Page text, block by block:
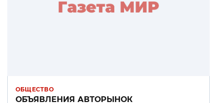
ОБЩЕСТВО
ОБЪЯВЛЕНИЯ АВТОРЫНОК